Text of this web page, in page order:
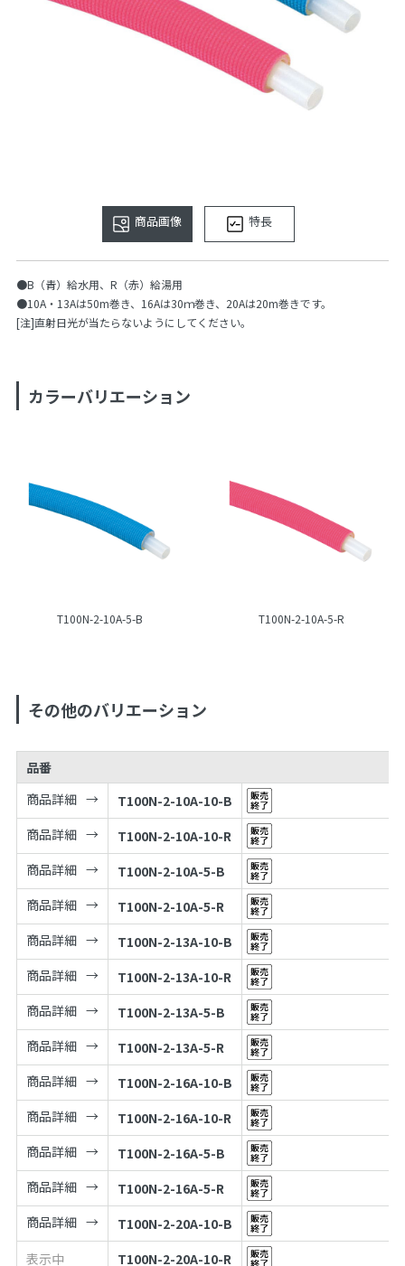
商品画像 特長
●B（青）給水用、R（赤）給湯用
●10A・13Aは50m巻き、16Aは30ｍ巻き、20Aは20m巻きです。
[注]直射日光が当たらないようにしてください。
カラーバリエーション
T100N-2-10A-5-B T100N-2-10A-5-R
その他のバリエーション
品番
商品詳細
T100N-2-10A-10-B
商品詳細
T100N-2-10A-10-R
商品詳細
T100N-2-10A-5-B
商品詳細
T100N-2-10A-5-R
商品詳細
T100N-2-13A-10-B
商品詳細
T100N-2-13A-10-R
商品詳細
T100N-2-13A-5-B
商品詳細
T100N-2-13A-5-R
商品詳細
T100N-2-16A-10-B
商品詳細
T100N-2-16A-10-R
商品詳細
T100N-2-16A-5-B
商品詳細
T100N-2-16A-5-R
商品詳細
T100N-2-20A-10-B
表示中
T100N-2-20A-10-R